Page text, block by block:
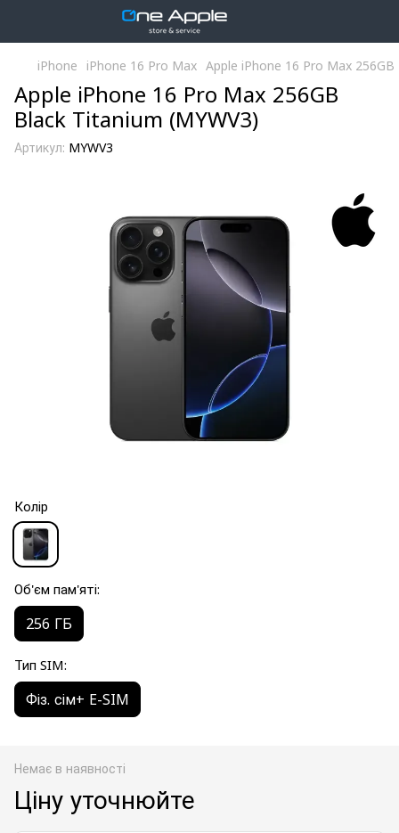
iPhone iPhone 16 Pro Max Apple iPhone 16 Pro Max
Apple iPhone 16 Pro Max 256GB
Black Titanium (MYWV3)
Артикул: MYWV3
Колір
Об'єм пам'яті:
256 ГБ
Тип SIM:
Фіз. сім+ E-SIM
Немає в наявності
Ціну уточнюйте